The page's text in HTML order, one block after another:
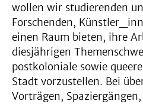
wollen wir studierenden
Forschenden,
einen Raum bieten, ihre
diesjährigen
postkoloniale sowie
Stadt vorzustellen. Bei
Vorträgen,